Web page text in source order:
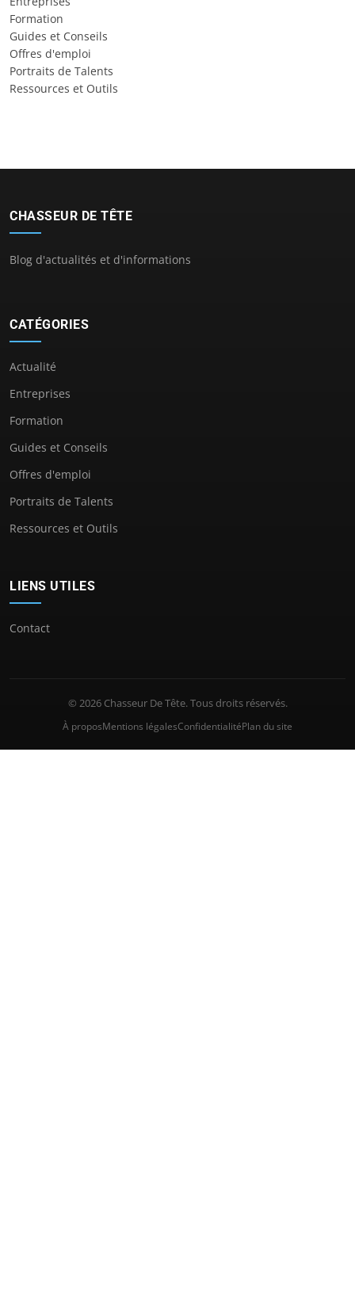
Formation
Guides et Conseils
Offres d'emploi
Portraits de Talents
Ressources et Outils
CHASSEUR DE TÊTE
Blog d'actualités et d'informations
CATÉGORIES
Actualité
Entreprises
Formation
Guides et Conseils
Offres d'emploi
Portraits de Talents
Ressources et Outils
LIENS UTILES
Contact
© 2026 Chasseur De Tête. Tous droits réservés.
À proposMentions légalesConfidentialitéPlan du site